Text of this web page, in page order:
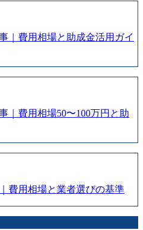
｜費用相場と助成金活用ガイ
｜費用相場50〜100万円と助
費用相場と業者選びの基準